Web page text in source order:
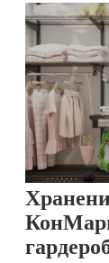
стильные
для
решают
устраняют